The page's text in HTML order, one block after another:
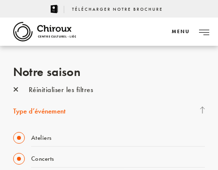
TÉLÉCHARGER NOTRE BROCHURE
CENTRE CULTUREL - LIÈGE
MENU
Notre saison
Réinitialiser les filtres
Type d’événement
Ateliers
Concerts